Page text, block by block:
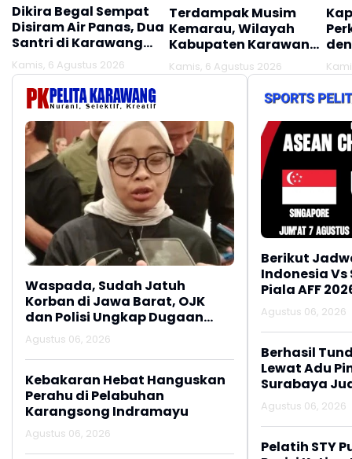
Dikira Begal Sempat
Disiram Air Panas, Dua
Santri di Karawang
Terluka Akibat Aksi
Oknum Linmas
Kamis, 6 Agustus 2026
Terdampak Musim
Kemarau, Wilayah
Kabupaten Karawang
Kekeringan Makin
Meluas
Kamis, 6 Agustus 2026
Waspada, Sudah Jatuh
Korban di Jawa Barat, OJK
dan Polisi Ungkap Dugaan
Penipuan Modus Titip Limit
Paylater
Agustus 06, 2026
Kebakaran Hebat Hanguskan
Perahu di Pelabuhan
Karangsong Indramayu
Agustus 06, 2026
Berikut
Indonesia
Piala AFF
Agustus 06, 2026
Berhasil
Lewat Adu
Surabaya
2026
Agustus 06, 2026
Pelatih STY